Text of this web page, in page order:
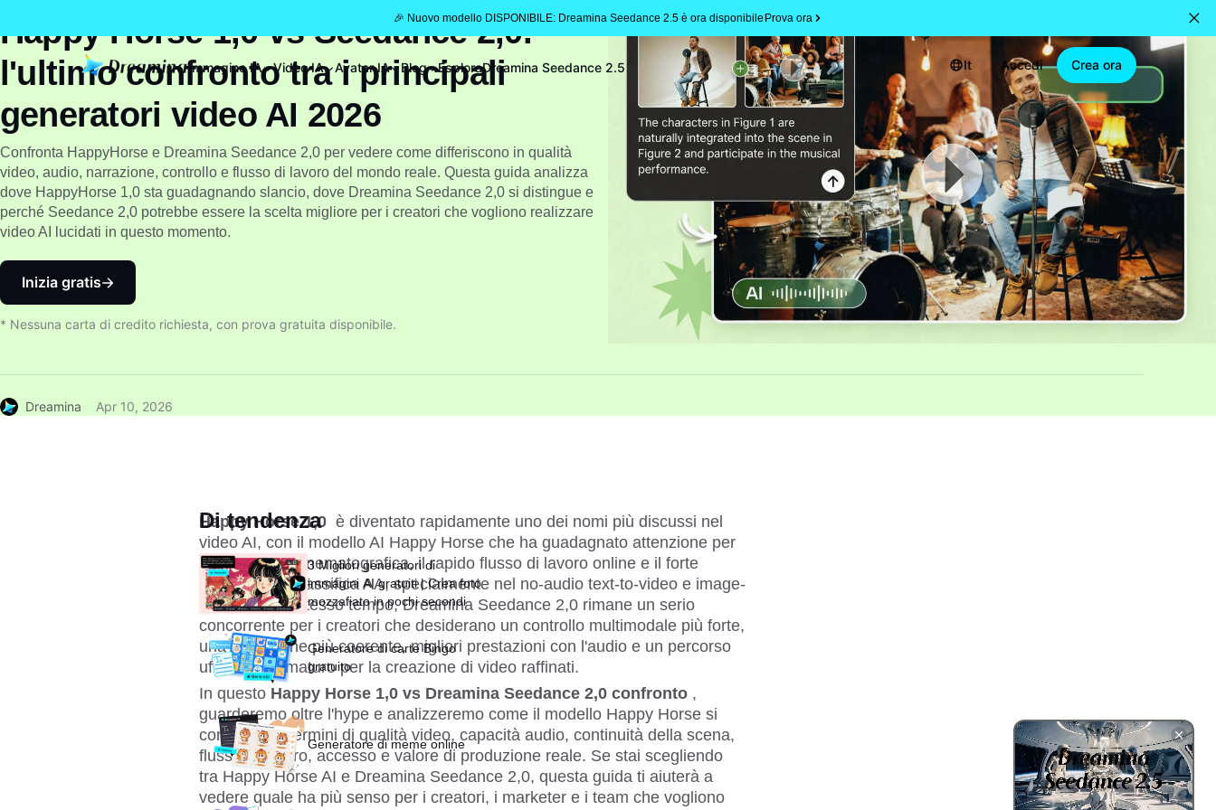
🎉 Nuovo modello DISPONIBILE: Dreamina Seedance 2.5 è ora disponibileProva ora
Immagine IA Video IA Avatar IA Blog EsploraDreamina Seedance 2.5 It Accedi Crea ora
Happy Horse 1,0 vs Seedance 2,0:
l'ultimo confronto tra i principali
generatori video AI 2026
Confronta HappyHorse e Dreamina Seedance 2,0 per vedere come differiscono in qualità
video, audio, narrazione, controllo e flusso di lavoro del mondo reale. Questa guida analizza
dove HappyHorse 1,0 sta guadagnando slancio, dove Dreamina Seedance 2,0 si distingue e
perché Seedance 2,0 potrebbe essere la scelta migliore per i creatori che vogliono realizzare
video AI lucidati in questo momento.
Inizia gratis
* Nessuna carta di credito richiesta, con prova gratuita disponibile.
Dreamina Apr 10, 2026
Happy Horse 1,0 è diventato rapidamente uno dei nomi più discussi nel
video AI, con il modello AI Happy Horse che ha guadagnato attenzione per
la sua uscita cinematografica, il rapido flusso di lavoro online e il forte
slancio nella classifica AA, specialmente nel no-audio text-to-video e image-
to-video. Allo stesso tempo, Dreamina Seedance 2,0 rimane un serio
concorrente per i creatori che desiderano un controllo multimodale più forte,
una narrazione più coerente, migliori prestazioni con l'audio e un percorso
ufficiale più maturo per la creazione di video raffinati.
In questo Happy Horse 1,0 vs Dreamina Seedance 2,0 confronto ,
guarderemo oltre l'hype e analizzeremo come il modello Happy Horse si
confronta in termini di qualità video, capacità audio, continuità della scena,
flusso di lavoro, accesso e valore di produzione reale. Se stai scegliendo
tra Happy Horse AI e Dreamina Seedance 2,0, questa guida ti aiuterà a
vedere quale ha più senso per i creatori, i marketer e i team che vogliono
Di tendenza
3 Migliori generatori di
immagini AI gratuiti | Crea foto
mozzafiato in pochi secondi
Generatore di carte Bingo
gratuito
Generatore di meme online